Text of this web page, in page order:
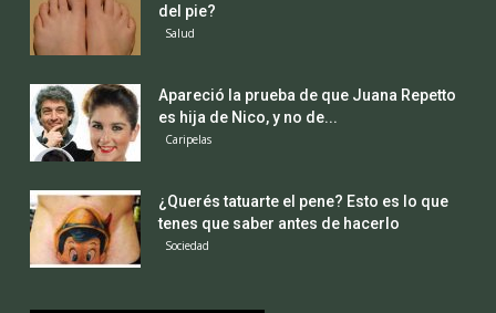
del pie?
Salud
Apareció la prueba de que Juana Repetto
es hija de Nico, y no de...
Caripelas
¿Querés tatuarte el pene? Esto es lo que
tenes que saber antes de hacerlo
Sociedad